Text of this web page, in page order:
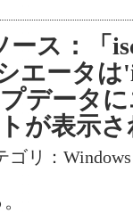
ス：「
エータ
データ
が表示
リ：